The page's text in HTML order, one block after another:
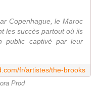
Copenhague, le Maroc
les succès partout où ils
public captivé par leur
fr/artistes/the-brooks
Prod